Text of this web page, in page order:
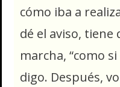
cómo iba a
dé el aviso,
marcha, “como
digo. Después,